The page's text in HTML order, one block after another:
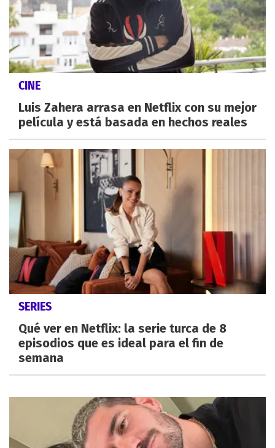
CINE
Luis Zahera arrasa en Netflix con su mejor
película y está basada en hechos reales
SERIES
Qué ver en Netflix: la serie turca de 8
episodios que es ideal para el fin de
semana